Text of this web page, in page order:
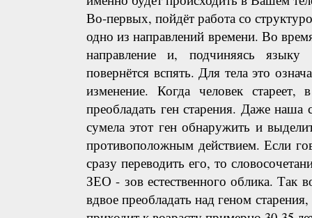
Во-первых, пойдёт работа со
одно из направлений времени. Во
направление и, подчиняясь
повернётся вспять. Для тела это
изменение. Когда человек стареет,
преобладать ген старения. Даже
сумела этот ген обнаружить и
противоположным действием. Если
сразу переводить его, то
ЗЕО - зов естественного облика. Так
вдвое преобладать над геном